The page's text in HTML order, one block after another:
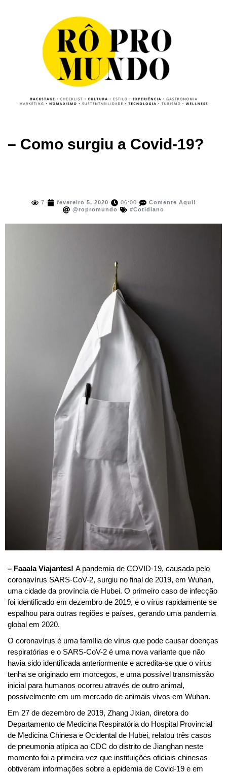
– Como surgiu a Covid-19?
7 fevereiro 5, 2020 06:00
Comente Aqui!
@ropromundo
#Cotidiano
– Faaala Viajantes! A pandemia de COVID-19, causada pelo
coronavírus SARS-CoV-2, surgiu no final de 2019, em Wuhan,
uma cidade da província de Hubei. O primeiro caso de infecção
foi identificado em dezembro de 2019, e o vírus rapidamente se
espalhou para outras regiões e países, gerando uma pandemia
global em 2020.
O coronavírus é uma família de vírus que pode causar doenças
respiratórias e o SARS-CoV-2 é uma nova variante que não
havia sido identificada anteriormente e acredita-se que o vírus
tenha se originado em morcegos, e uma possível transmissão
inicial para humanos ocorreu através de outro animal,
possivelmente em um mercado de animais vivos em Wuhan.
Em 27 de dezembro de 2019, Zhang Jixian, diretora do
Departamento de Medicina Respiratória do Hospital Provincial
de Medicina Chinesa e Ocidental de Hubei, relatou três casos
de pneumonia atípica ao CDC do distrito de Jianghan neste
momento foi a primeira vez que instituições oficiais chinesas
obtiveram informações sobre a epidemia de Covid-19 e em